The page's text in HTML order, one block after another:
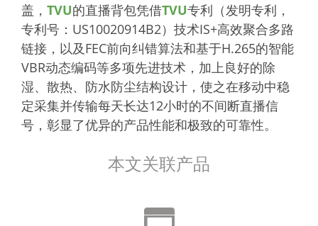
盖， TVU的直播背包凭借TVU专利（发明专利，
专利号：US10020914B2）技术IS+高效聚合多路
链接，以及FEC前向纠错算法和基于H.265的智能
VBR动态编码等多项先进技术，加上良好的除
湿、散热、防水防尘结构设计，使之在移动中稳
定采集并传输每天长达12小时的不间断直播信
号，彰显了优异的产品性能和极致的可靠性。
本文关联产品